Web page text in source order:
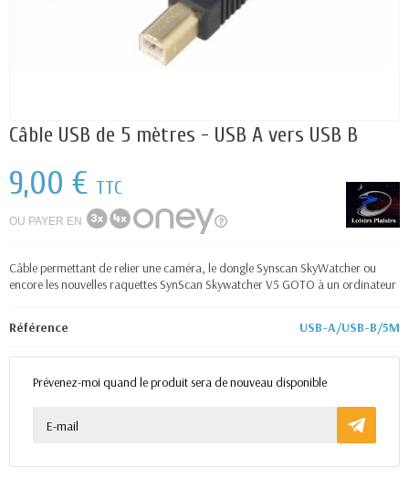
Câble USB de 5 mètres - USB A vers USB B
9,00 € TTC
OU PAYER EN
Câble permettant de relier une caméra, le dongle Synscan SkyWatcher ou
encore les nouvelles raquettes SynScan Skywatcher V5 GOTO à un ordinateur
Référence USB-A/USB-B/5M
Prévenez-moi quand le produit sera de nouveau disponible